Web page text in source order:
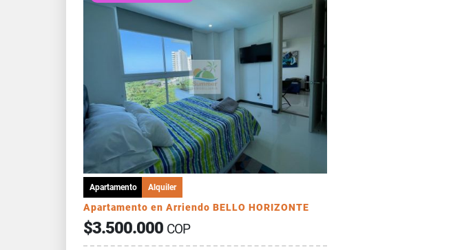
Apartamento Alquiler
Apartamento en Arriendo BELLO HORIZONTE
$3.500.000 COP